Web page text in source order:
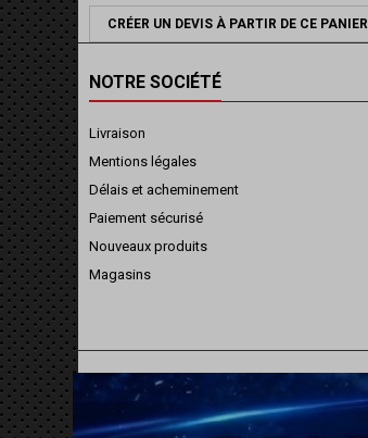
CRÉER UN DEVIS À PARTIR DE CE PANIER
NOTRE SOCIÉTÉ
Livraison
Mentions légales
Délais et acheminement
Paiement sécurisé
Nouveaux produits
Magasins